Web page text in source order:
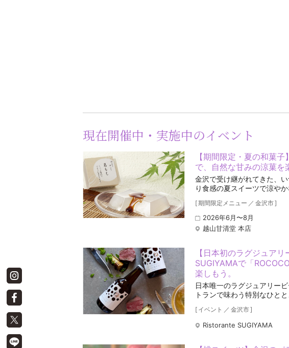
現在開催中・実施中のイベント
【期間限定・夏の和菓
で、自然な甘みの涼菓を
金沢で受け継がれてきた、
り食感の夏スイーツで涼やか
[期間限定メニュー ／ 金沢市]
2026年6月〜8月
越山甘清堂 本店
【日本初のラグジュア
SUGIYAMAで「
楽しもう。
日本唯一のラグジュアリー
トランで味わう特別なひとと
[ イベント ／ 金沢市]
Ristorante SUGIYAMA